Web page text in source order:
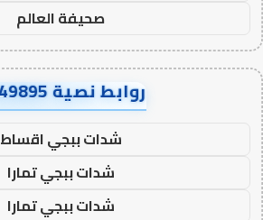
صحيفة العالم
روابط نصية AA49895
شدات ببجي اقساط
شدات ببجي تمارا
شدات ببجي تمارا